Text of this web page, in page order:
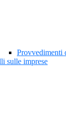
Provvedimenti
sulle imprese